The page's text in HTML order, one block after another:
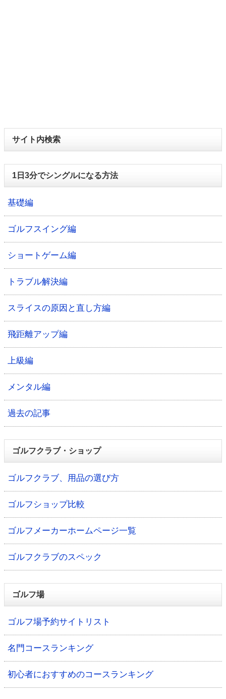
サイト内検索
1日3分でシングルになる方法
基礎編
ゴルフスイング編
ショートゲーム編
トラブル解決編
スライスの原因と直し方編
飛距離アップ編
上級編
メンタル編
過去の記事
ゴルフクラブ・ショップ
ゴルフクラブ、用品の選び方
ゴルフショップ比較
ゴルフメーカーホームページ一覧
ゴルフクラブのスペック
ゴルフ場
ゴルフ場予約サイトリスト
名門コースランキング
初心者におすすめのコースランキング